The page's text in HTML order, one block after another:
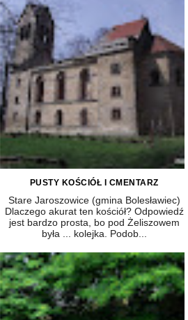
PUSTY KOŚCIÓŁ I CMENTARZ
Stare Jaroszowice (gmina Bolesławiec)
Dlaczego akurat ten kościół? Odpowiedź
jest bardzo prosta, bo pod Żeliszowem
była ... kolejka. Podob...